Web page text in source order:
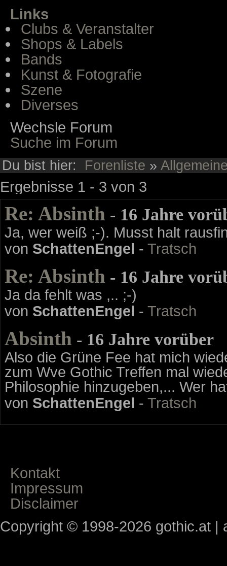
Links
Clubs & Veranstalter
Shops & Labels
Bands
Kunst & Fotografie
Szene
Diverses
Wechsle Forum
Suche im Forum
Du bist hier: Forenliste »
Ergebnisse 1 - 3 von 3
Re: Absinth - 16 Jahre
Ja, wer weiß ;-). Musst halt
von SchattenEngel - Tratsch
Re: Absinth - 16 Jahre
Ja da fehlt was ,.. ;-)
von SchattenEngel - Tratsch
Absinth - 16 Jahre vorüber
Also die Grüne Fee hat mich
zum Wve Gothic Treffen mal
Philosophie hinzugeben,... Wer
von SchattenEngel - Tratsch
Kontakt
Impressum
Disclaimer
Copyright © 1998-2026 gothic.at |